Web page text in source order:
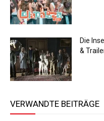
Die
&
VERWANDTE BEITRÄGE